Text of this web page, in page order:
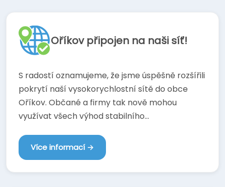
Oříkov připojen na naši síť!
S radostí oznamujeme, že jsme úspěšně rozšířili
pokrytí naší vysokorychlostní sítě do obce
Oříkov. Občané a firmy tak nově mohou
využívat všech výhod stabilního...
Více informací →